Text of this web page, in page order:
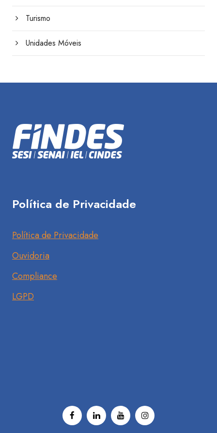
Turismo
Unidades Móveis
Política de Privacidade
Política de Privacidade
Ouvidoria
Compliance
LGPD